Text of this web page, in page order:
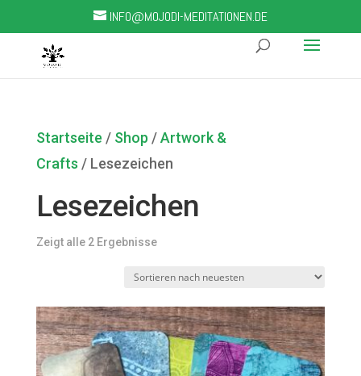
INFO@MOJODI-MEDITATIONEN.DE
Startseite / Shop /Artwork &
Crafts / Lesezeichen
Lesezeichen
Zeigt alle 2 Ergebnisse